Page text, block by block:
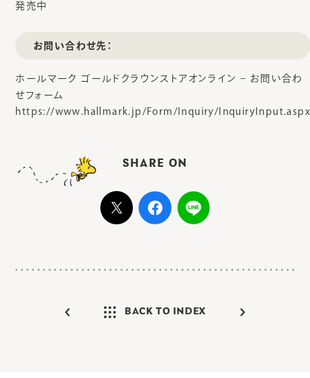
発売中
お問い合わせ先：
ホールマーク ゴールドクラウンストアオンライン – お問い合わ
せフォーム
https://www.hallmark.jp/Form/Inquiry/InquiryInput.aspx
SHARE ON
BACK TO INDEX